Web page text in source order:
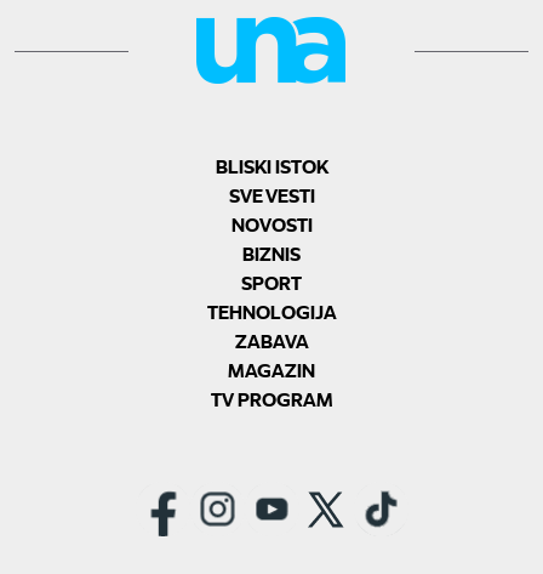
BLISKI ISTOK
SVE VESTI
NOVOSTI
BIZNIS
SPORT
TEHNOLOGIJA
ZABAVA
MAGAZIN
TV PROGRAM